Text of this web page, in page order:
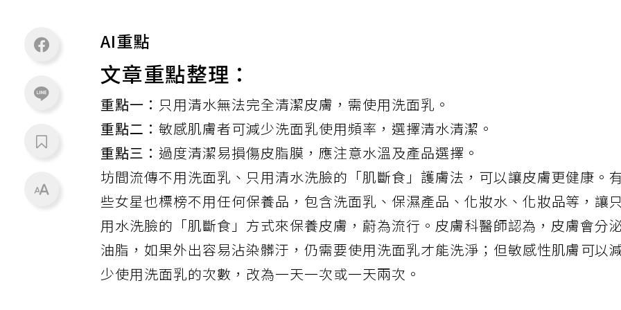
AI重點
文章重點整理：
重點一： 只用清水無法完全清潔皮膚，需使用洗面乳。
重點二：敏感肌膚者可減少洗面乳使用頻率，選擇清水清潔。
重點三： 過度清潔易損傷皮脂膜，應注意水溫及產品選擇。
坊間流傳不用洗面乳、只用清水洗臉的「肌斷食」護膚法，可以讓皮膚更健康。有
些女星也標榜不用任何保養品 ，包含洗面乳、保濕產品、化妝水、化妝品等，讓只
用水洗臉的「肌斷食」方式來保養皮膚，蔚為流行。皮膚科醫師認為，皮膚會分
油脂，如果外出容易沾染髒汙，仍需要使用洗面乳才能洗淨；但敏感性肌膚可以
少使用洗面乳的次數，改為一天一次或一天兩次。